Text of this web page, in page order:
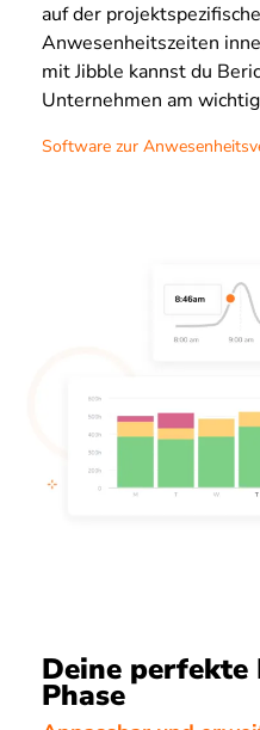
auf der
Anwesenheitszeiten
mit Jibble kannst du
Unternehmen am
Software zur
Deine perfekte
Phase